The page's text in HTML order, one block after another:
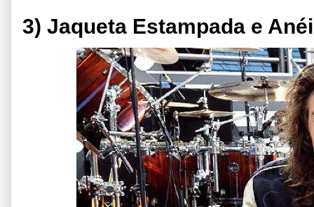
3) Jaqueta Estampada e